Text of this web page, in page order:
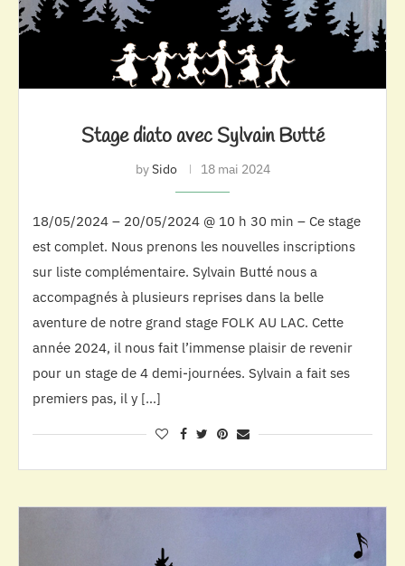
Stage diato avec Sylvain Butté
bySido 18 mai 2024
18/05/2024 – 20/05/2024 @ 10 h 30 min – Ce stage
est complet. Nous prenons les nouvelles inscriptions
sur liste complémentaire. Sylvain Butté nous a
accompagnés à plusieurs reprises dans la belle
aventure de notre grand stage FOLK AU LAC. Cette
année 2024, il nous fait l’immense plaisir de revenir
pour un stage de 4 demi-journées. Sylvain a fait ses
premiers pas, il y […]